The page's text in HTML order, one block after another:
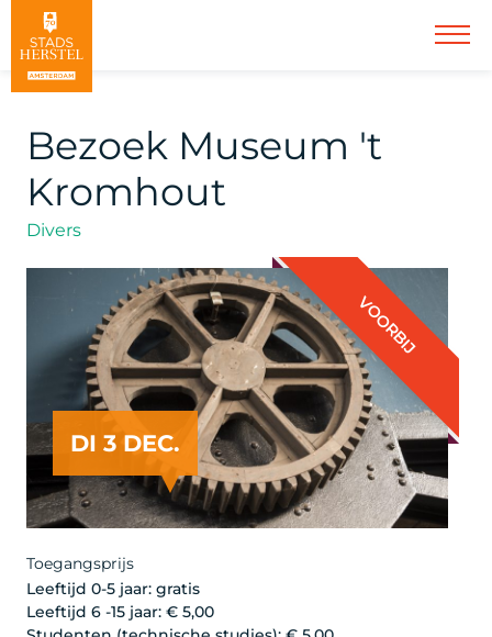
Bezoek Museum 't
Kromhout
Divers
DI 3 DEC.
VOORBIJ
Toegangsprijs
Leeftijd 0-5 jaar: gratis
Leeftijd 6 -15 jaar: € 5,00